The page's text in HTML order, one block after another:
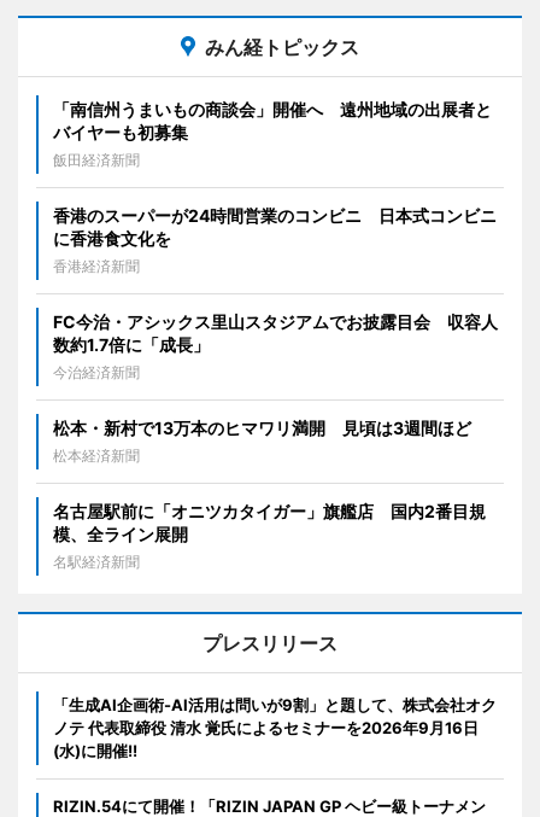
みん経トピックス
「南信州うまいもの商談会」開催へ 遠州地域の出展者と
バイヤーも初募集
飯田経済新聞
香港のスーパーが24時間営業のコンビニ 日本式コンビニ
に香港食文化を
香港経済新聞
FC今治・アシックス里山スタジアムでお披露目会 収容人
数約1.7倍に「成長」
今治経済新聞
松本・新村で13万本のヒマワリ満開 見頃は3週間ほど
松本経済新聞
名古屋駅前に「オニツカタイガー」旗艦店 国内2番目規
模、全ライン展開
名駅経済新聞
プレスリリース
「生成AI企画術-AI活用は問いが9割」と題して、株式会社オク
ノテ 代表取締役 清水 覚氏によるセミナーを2026年9月16日
(水)に開催!!
RIZIN.54にて開催！「RIZIN JAPAN GP ヘビー級トーナメン